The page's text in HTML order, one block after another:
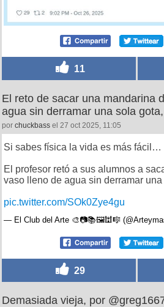
11
El reto de sacar una mandarina
agua sin derramar una sola
por chuckbass el 27 oct 2025, 11:05
Si sabes física la vida es más fácil…
El profesor retó a sus alumnos a
vaso lleno de agua sin derramar una
pic.twitter.com/SOk0Zye4gu
— El Club del Arte 🎨📷📚🖼🕍🎼
29
Demasiada vieja, por